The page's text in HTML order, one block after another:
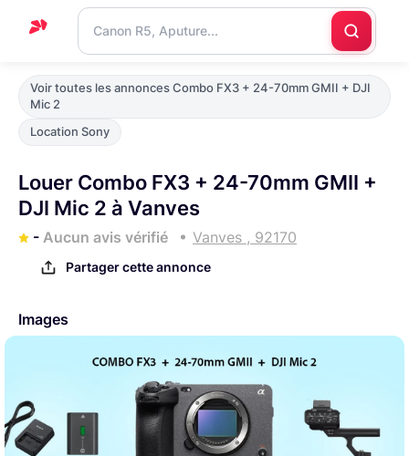
Accueil
Support
Blog
Nous
contacter
Voir toutes les annonces Combo FX3 + 24-70mm GMII + DJI
Mic 2
Location Sony
Louer Combo FX3 + 24-70mm GMII +
DJI Mic 2 à Vanves
- Aucun avis vérifié Vanves , 92170
Partager cette annonce
Images